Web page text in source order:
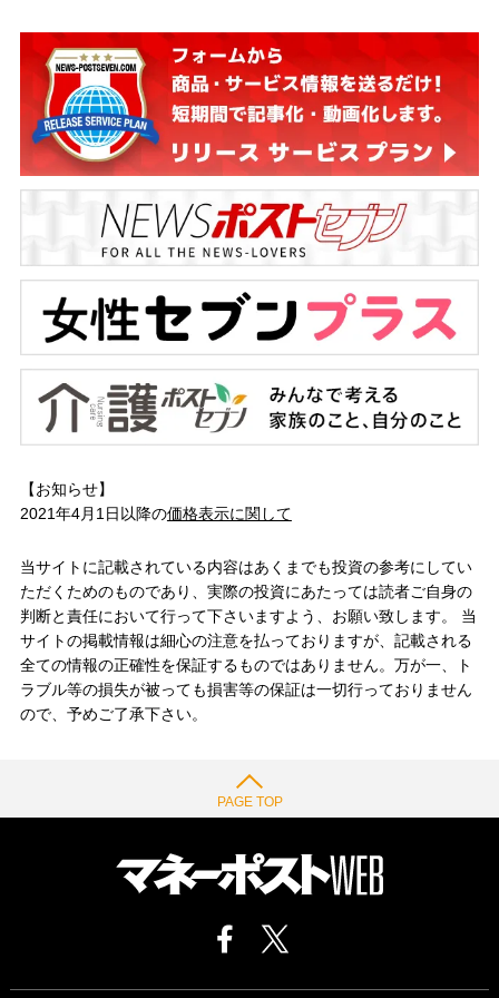
【お知らせ】
2021年4月1日以降の価格表示に関して
当サイトに記載されている内容はあくまでも投資の参考にしてい
ただくためのものであり、実際の投資にあたっては読者ご自身の
判断と責任において行って下さいますよう、お願い致します。 当
サイトの掲載情報は細心の注意を払っておりますが、記載される
全ての情報の正確性を保証するものではありません。万が一、ト
ラブル等の損失が被っても損害等の保証は一切行っておりません
ので、予めご了承下さい。
PAGE TOP